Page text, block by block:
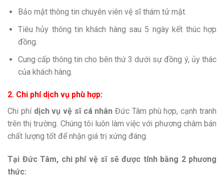
Bảo mật thông tin chuyên viên vệ sĩ thám tử mật.
Tiêu hủy thông tin khách hàng sau 5 ngày kết thúc hợp
đồng.
Cung cấp thông tin cho bên thứ 3 dưới sự đồng ý, ủy thác
của khách hàng.
2. Chi phí dịch vụ phù hợp:
Chi phí dịch vụ vệ sĩ cá nhân Đức Tâm phù hợp, cạnh tranh
trên thị trường. Chúng tôi luôn làm việc với phương châm bán
chất lượng tốt để nhận giá trị xứng đáng.
Tại Đức Tâm, chi phí vệ sĩ sẽ được tính bằng 2 phương
thức: